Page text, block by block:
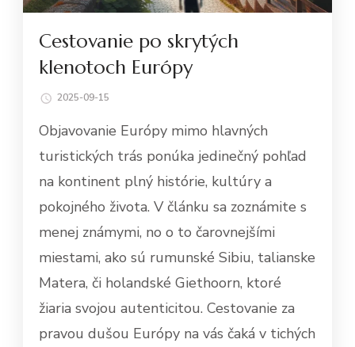
Cestovanie po skrytých
klenotoch Európy
2025-09-15
Objavovanie Európy mimo hlavných
turistických trás ponúka jedinečný pohľad
na kontinent plný histórie, kultúry a
pokojného života. V článku sa zoznámite s
menej známymi, no o to čarovnejšími
miestami, ako sú rumunské Sibiu, talianske
Matera, či holandské Giethoorn, ktoré
žiaria svojou autenticitou. Cestovanie za
pravou dušou Európy na vás čaká v tichých